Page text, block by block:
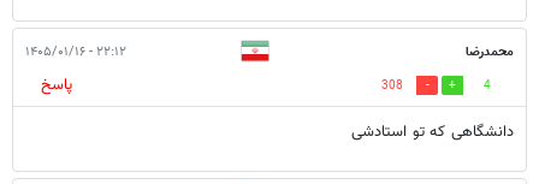
محمدرضا ۲۲:۱۲ - ۱۴۰۵/۰۱/۱۶
4
308
پاسخ
دانشگاهی که تو استادشی